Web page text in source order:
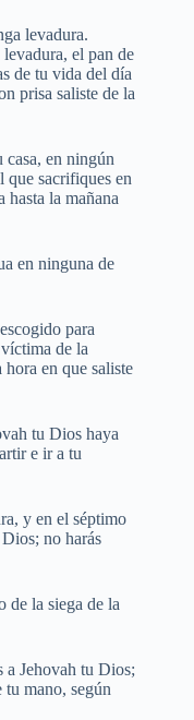
levadura.
el pan de
de tu vida del día
prisa saliste de la
casa, en ningún
que sacrifiques en
hasta la mañana
en ninguna de
para
de la
hora en que saliste
tu Dios haya
e ir a tu
y en el séptimo
no harás
de la siega de la
a Jehovah tu Dios;
tu mano, según